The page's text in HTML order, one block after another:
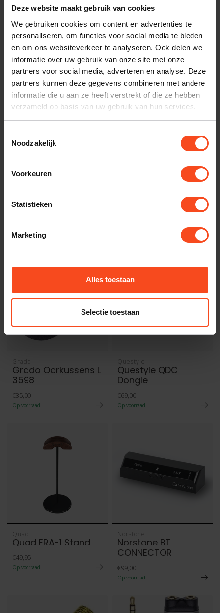
Deze website maakt gebruik van cookies
We gebruiken cookies om content en advertenties te
personaliseren, om functies voor social media te bieden
en om ons websiteverkeer te analyseren. Ook delen we
informatie over uw gebruik van onze site met onze
partners voor social media, adverteren en analyse. Deze
partners kunnen deze gegevens combineren met andere
informatie die u aan ze heeft verstrekt of die ze hebben
verzameld op basis van uw gebruik van hun services.
Noodzakelijk
Voorkeuren
Statistieken
Marketing
Alles toestaan
Selectie toestaan
Questyle QDC
Dongle Pro
€109,00
Niet op voorraad
Oehlbach I-connect
verlengkabel
€39,65
Op voorraad
Grado Oorkussens
€69,00
6.3mm naar 3.5 mm
4 Conductor 4258
Grado
Grado Oorkussens L
3598
€35,00
Op voorraad
Questyle
Questyle QDC
Dongle
€69,00
Op voorraad
Quad
Quad ERA-1 Stand
€49,95
Op voorraad
Norstone
Norstone BT
CONNECTOR
€99,00
Op voorraad